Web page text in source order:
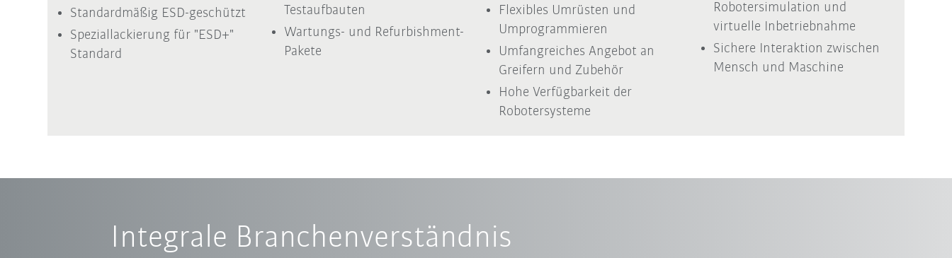
Standardmäßig ESD-geschützt
Speziallackierung für "ESD+"
Standard
Testaufbauten
Wartungs- und Refurbishment-
Pakete
Flexibles Umrüsten und
Umprogrammieren
Umfangreiches Angebot an
Greifern und Zubehör
Hohe Verfügbarkeit der
Robotersysteme
Robotersimulation und
virtuelle Inbetriebnahme
Sichere Interaktion zwischen
Mensch und Maschine
Integrale Branchenverständnis